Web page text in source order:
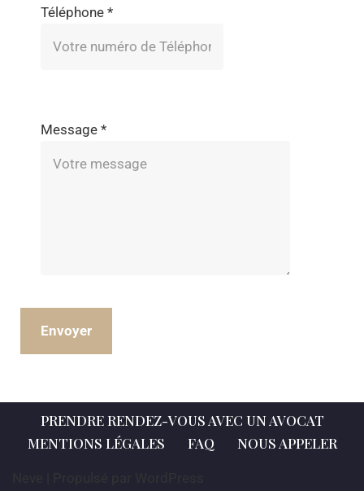
Téléphone *
Message *
Envoyer
PRENDRE RENDEZ-VOUS AVEC UN AVOCAT
MENTIONS LÉGALES
FAQ NOUS APPELER